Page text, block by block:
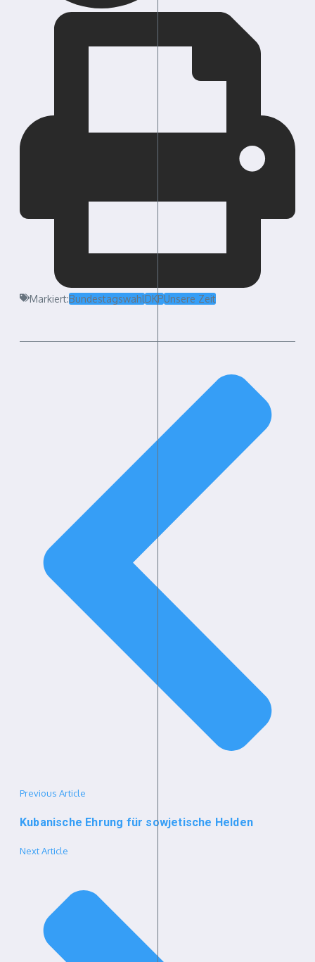
Markiert:BundestagswahlDKPUnsere Zeit
Previous Article
Kubanische Ehrung für sowjetische Helden
Next Article